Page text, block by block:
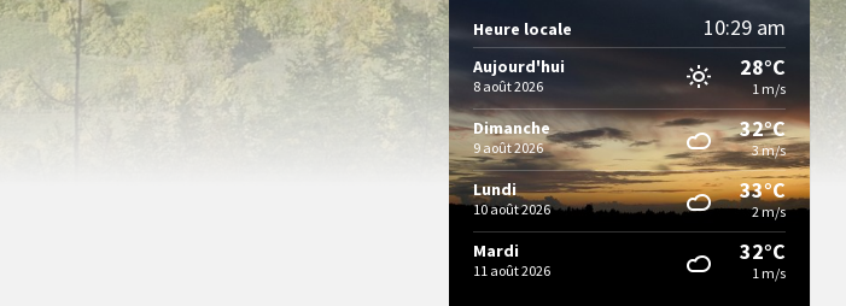
Heure locale 10:29 am
Aujourd'hui
8 août 2026
28°C
1 m/s
Dimanche
9 août 2026
32°C
3 m/s
Lundi
10 août 2026
33°C
2 m/s
Mardi
11 août 2026
32°C
1 m/s